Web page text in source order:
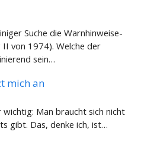
Suche die Warnhinweise-
von 1974). Welche der
sein…
mich an
Man braucht sich nicht
gibt. Das, denke ich, ist…